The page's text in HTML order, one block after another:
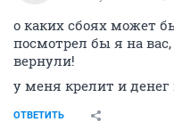
о каких сбоях может
посмотрел бы я на
вернули!
у меня крелит и
ОТВЕТИТЬ